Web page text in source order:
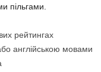
пільгами.
рейтингах
англійською мовами